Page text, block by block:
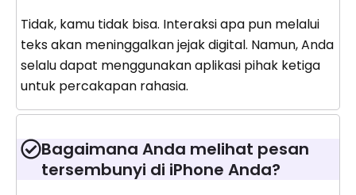
Tidak, kamu tidak bisa. Interaksi apa pun melalui
teks akan meninggalkan jejak digital. Namun, Anda
selalu dapat menggunakan aplikasi pihak ketiga
untuk percakapan rahasia.
Bagaimana Anda melihat pesan
tersembunyi di iPhone Anda?